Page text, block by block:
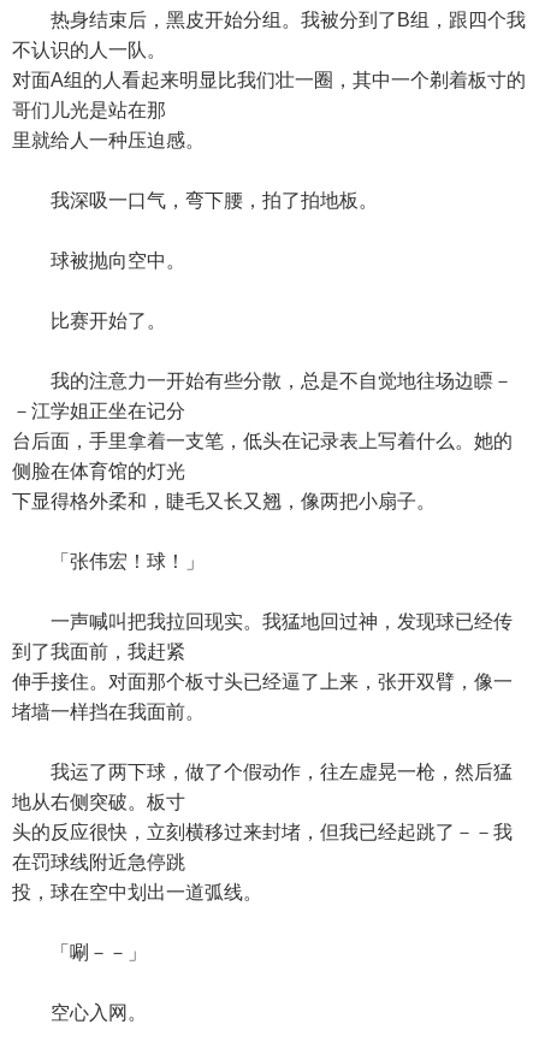
热身结束后，黑皮开始分组。我被分到了B组，跟四个我
不认识的人一队。
对面A组的人看起来明显比我们壮一圈，其中一个剃着板寸的
哥们儿光是站在那
里就给人一种压迫感。
我深吸一口气，弯下腰，拍了拍地板。
球被抛向空中。
比赛开始了。
我的注意力一开始有些分散，总是不自觉地往场边瞟－
－江学姐正坐在记分
台后面，手里拿着一支笔，低头在记录表上写着什么。她的
侧脸在体育馆的灯光
下显得格外柔和，睫毛又长又翘，像两把小扇子。
「张伟宏！球！」
一声喊叫把我拉回现实。我猛地回过神，发现球已经传
到了我面前，我赶紧
伸手接住。对面那个板寸头已经逼了上来，张开双臂，像一
堵墙一样挡在我面前。
我运了两下球，做了个假动作，往左虚晃一枪，然后猛
地从右侧突破。板寸
头的反应很快，立刻横移过来封堵，但我已经起跳了－－我
在罚球线附近急停跳
投，球在空中划出一道弧线。
「唰－－」
空心入网。